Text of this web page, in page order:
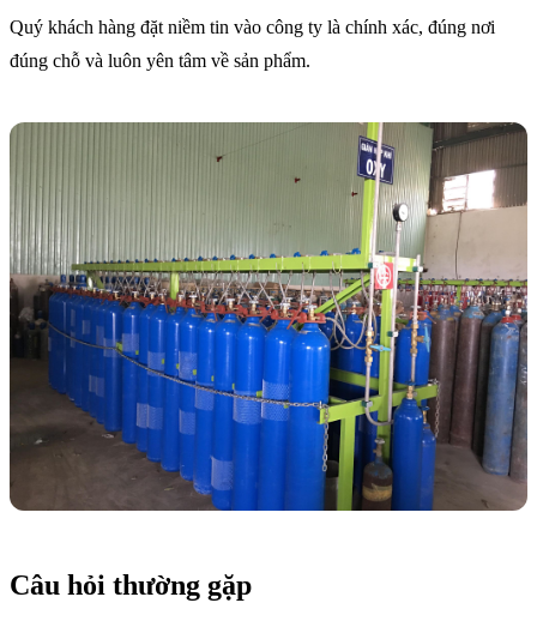
Quý khách hàng đặt niềm tin vào công ty là chính xác, đúng nơi
đúng chỗ và luôn yên tâm về sản phẩm.
Câu hỏi thường gặp